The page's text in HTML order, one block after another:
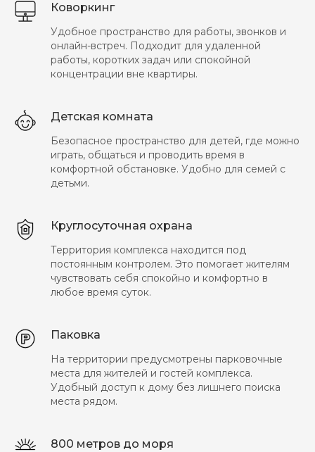
Коворкинг
Удобное пространство для работы, звонков и
онлайн-встреч. Подходит для удаленной
работы, коротких задач или спокойной
концентрации вне квартиры.
Детская комната
Безопасное пространство для детей, где можно
играть, общаться и проводить время в
комфортной обстановке. Удобно для семей с
детьми.
Круглосуточная охрана
Территория комплекса находится под
постоянным контролем. Это помогает жителям
чувствовать себя спокойно и комфортно в
любое время суток.
Паковка
На территории предусмотрены парковочные
места для жителей и гостей комплекса.
Удобный доступ к дому без лишнего поиска
места рядом.
800 метров до моря
Калькулятор